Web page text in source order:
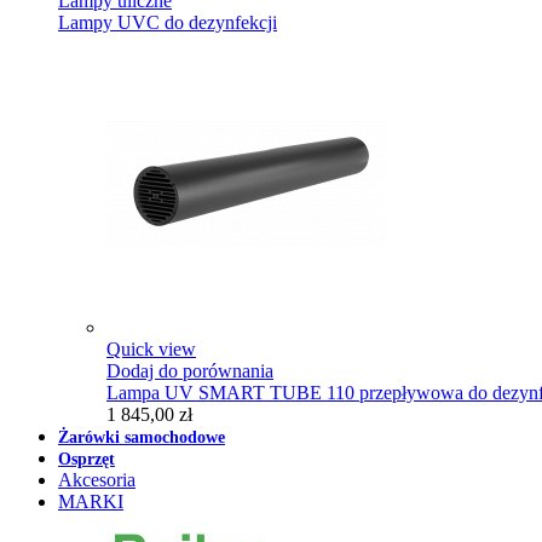
Lampy UVC do dezynfekcji
Quick view
Dodaj do porównania
Lampa UV SMART TUBE 110 przepływowa do
1 845,00 zł
Żarówki samochodowe
Osprzęt
Akcesoria
MARKI